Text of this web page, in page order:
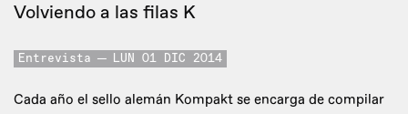
Volviendo a las filas K
Entrevista LUN 01 DIC 2014
Cada año el sello alemán Kompakt se encarga de compilar